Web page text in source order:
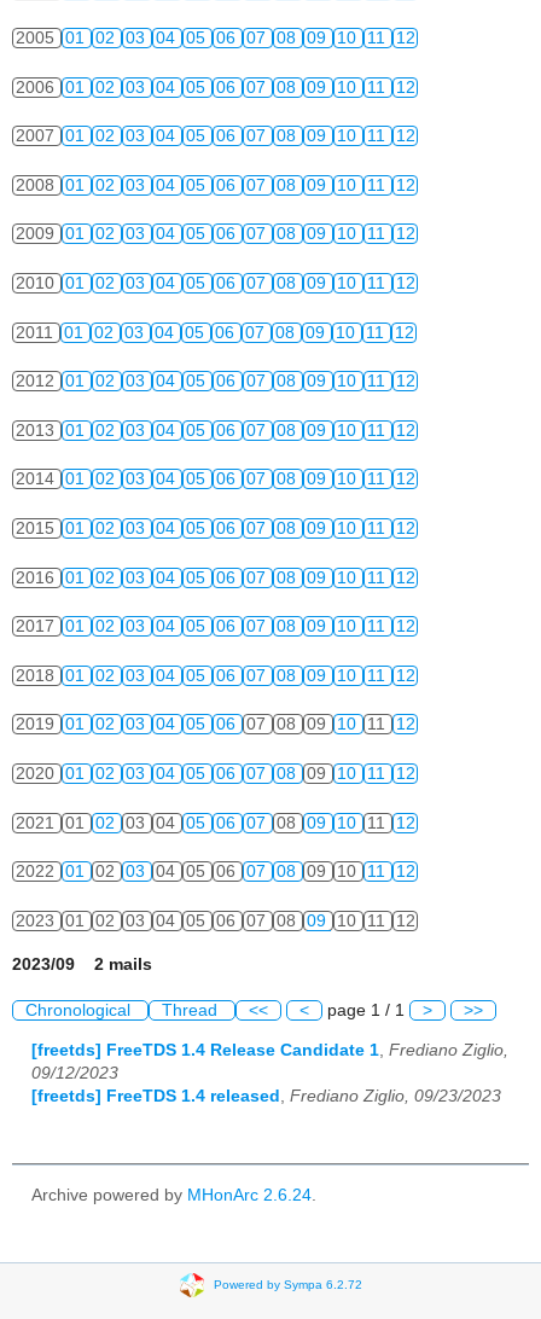
2005 01 02 03 04 05 06 07 08 09 10 11 12
2006 01 02 03 04 05 06 07 08 09 10 11 12
2007 01 02 03 04 05 06 07 08 09 10 11 12
2008 01 02 03 04 05 06 07 08 09 10 11 12
2009 01 02 03 04 05 06 07 08 09 10 11 12
2010 01 02 03 04 05 06 07 08 09 10 11 12
2011 01 02 03 04 05 06 07 08 09 10 11 12
2012 01 02 03 04 05 06 07 08 09 10 11 12
2013 01 02 03 04 05 06 07 08 09 10 11 12
2014 01 02 03 04 05 06 07 08 09 10 11 12
2015 01 02 03 04 05 06 07 08 09 10 11 12
2016 01 02 03 04 05 06 07 08 09 10 11 12
2017 01 02 03 04 05 06 07 08 09 10 11 12
2018 01 02 03 04 05 06 07 08 09 10 11 12
2019 01 02 03 04 05 06 07 08 09 10 11 12
2020 01 02 03 04 05 06 07 08 09 10 11 12
2021 01 02 03 04 05 06 07 08 09 10 11 12
2022 01 02 03 04 05 06 07 08 09 10 11 12
2023 01 02 03 04 05 06 07 08 09 10 11 12
2023/09 2 mails
Chronological Thread << < page 1 / 1 > >>
[freetds] FreeTDS 1.4 Release Candidate 1 Frediano Ziglio,
09/12/2023
[freetds] FreeTDS 1.4 released
Frediano Ziglio, 09/23/2023
Archive powered by MHonArc 2.6.24
Powered by Sympa 6.2.72